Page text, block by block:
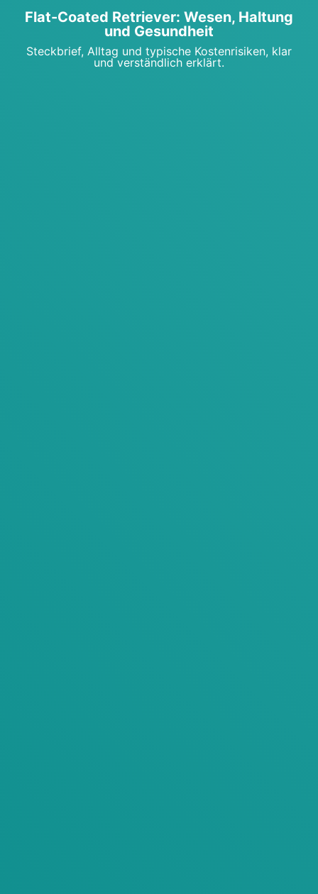
Flat-Coa­ted Retrie­ver: Wesen, Hal­tung
und Gesund­heit
Steck­brief, All­tag und typi­sche Kos­ten­ri­si­ken, klar
und ver­ständ­lich erklärt.